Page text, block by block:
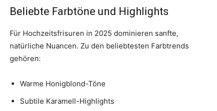
Beliebte Farbtöne und Highlights
Für Hochzeitsfrisuren in 2025 dominieren sanfte,
natürliche Nuancen. Zu den beliebtesten Farbtrends
gehören:
Warme Honigblond-Töne
Subtile Karamell-Highlights